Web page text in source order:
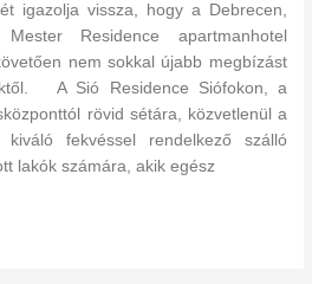
igazolja vissza, hogy a Debrecen,
Residence apartmanhotel
nem sokkal újabb megbízást
A Sió Residence Siófokon, a
rövid sétára, közvetlenül a
fekvéssel rendelkező szálló
lakók számára, akik egész